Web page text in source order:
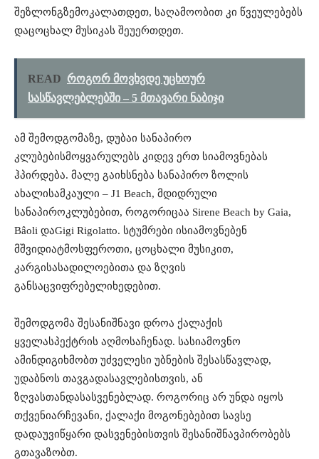
შეზლონგზემოკალათდეთ, საღამოობით კი წვეულებებს
დაცოცხალ მუსიკას შეუერთდეთ.
READ როგორ მოვხვდე უცხოურ
სასწავლებლებში – 5 მთავარი ნაბიჯი
ამ შემოდგომაზე, დუბაი სანაპირო
კლუბებისმოყვარულებს კიდევ ერთ სიამოვნებას
ჰპირდება. მალე გაიხსნება სანაპირო ზოლის
ახალისამკაული – J1 Beach, მდიდრული
სანაპიროკლუბებით, როგორიცაა Sirene Beach by Gaia,
Bâoli დაGigi Rigolatto. სტუმრები ისიამოვნებენ
მშვიდიატმოსფეროთი, ცოცხალი მუსიკით,
კარგისასადილოებითა და ზღვის
განსაცვიფრებელიხედებით.
შემოდგომა შესანიშნავი დროა ქალაქის
ყველასპექტრის აღმოსაჩენად. სასიამოვნო
ამინდიგიხმობთ უძველესი უბნების შესასწავლად,
უდაბნოს თავგადასავლებისთვის, ან
ზღვასთანდასასვენებლად. როგორიც არ უნდა იყოს
თქვენიარჩევანი, ქალაქი მოგონებებით სავსე
დადაუვიწყარი დასვენებისთვის შესანიშნავპირობებს
გთავაზობთ.